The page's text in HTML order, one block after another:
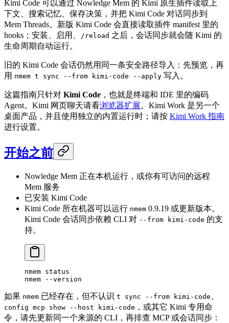
Kimi Code 可以通过 Nowledge Mem 的 Kimi 原生插件读取上
下文、搜索记忆、保存决策，并把 Kimi Code 对话同步到
Mem Threads。新版 Kimi Code 会直接读取插件 manifest 里的
hooks；安装、启用、
/reload 之后，会话同步就会随 Kimi 的
生命周期自动运行。
旧的 Kimi Code 会话仍然用同一条安全路径导入：先预览，再
用 nmem t sync --from kimi-code --apply 写入。
这篇指南只针对 Kimi Code ，也就是终端和 IDE 里的编码
Agent。Kimi 网页聊天请看浏览器扩展。Kimi Work 是另一个
桌面产品，并且使用独立的内置运行时；请按 Kimi Work 指南
进行设置。
开始之前
Nowledge Mem 正在本机运行，或你有可访问的远程
Mem 服务
已安装 Kimi Code
Kimi Code 所在机器可以运行 nmem 0.9.19 或更新版本。
Kimi Code 会话同步依赖 CLI 对 --from kimi-code 的支
持。
nmem status
nmem --version
如果 nmem 已经存在，但不认识 t sync --from kimi-code
config mcp show --host kimi-code ，或其它 Kimi 专用命
令，请先更新同一个来源的 CLI，再排查 MCP 或会话同步：